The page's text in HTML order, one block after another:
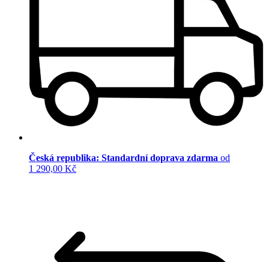
Česká republika: Standardní doprava zdarma od
1 290,00 Kč